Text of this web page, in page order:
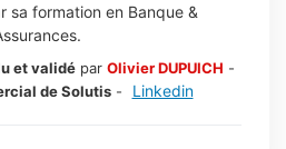
sa formation en Banque &
et validépar Olivier DUPUICH -
de Solutis- Linkedin